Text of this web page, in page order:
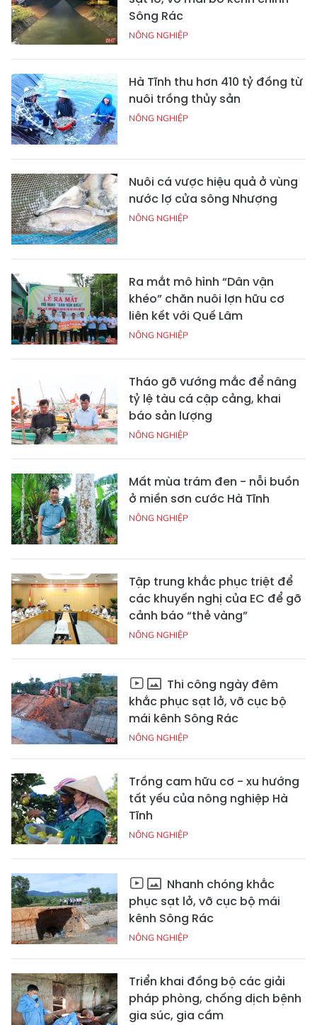
Sông Rác
NÔNG NGHIỆP
Hà Tĩnh thu hơn 410 tỷ đồng từ
nuôi trồng thủy sản
NÔNG NGHIỆP
Nuôi cá vược hiệu quả ở vùng
nước lợ cửa sông Nhượng
NÔNG NGHIỆP
Ra mắt mô hình “Dân vận
khéo” chăn nuôi lợn hữu cơ
liên kết với Quế Lâm
NÔNG NGHIỆP
Tháo gỡ vướng mắc để nâng
tỷ lệ tàu cá cập cảng, khai
báo sản lượng
NÔNG NGHIỆP
Mất mùa trám đen - nỗi buồn
ở miền sơn cước Hà Tĩnh
NÔNG NGHIỆP
Tập trung khắc phục triệt để
các khuyến nghị của EC để gỡ
cảnh báo “thẻ vàng”
NÔNG NGHIỆP
Thi công ngày đêm
khắc phục sạt lở, vỡ cục bộ
mái kênh Sông Rác
NÔNG NGHIỆP
Trồng cam hữu cơ - xu hướng
tất yếu của nông nghiệp Hà
Tĩnh
NÔNG NGHIỆP
Nhanh chóng khắc
phục sạt lở, vỡ cục bộ mái
kênh Sông Rác
NÔNG NGHIỆP
Triển khai đồng bộ các giải
pháp phòng, chống dịch bệnh
gia súc, gia cầm